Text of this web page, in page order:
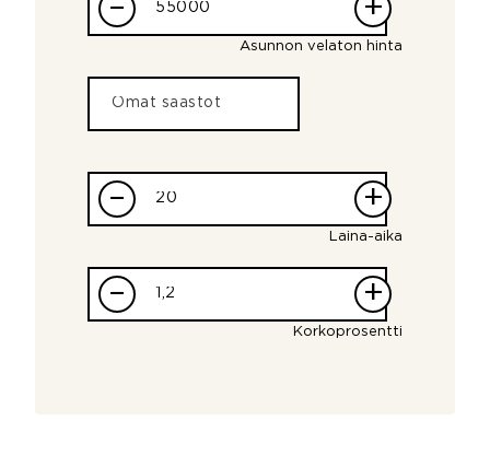
– +
Asunnon velaton hinta
– +
Laina-aika
– +
Korkoprosentti